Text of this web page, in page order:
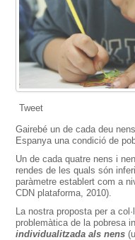
Tweet
Gairebé un de cada deu
Espanya una condició de
Un de cada quatre nens i
rendes de les quals són
paràmetre establert com a
CDN plataforma, 2010).
La nostra proposta per a
problemàtica de la pobresa
individualitzada als nens